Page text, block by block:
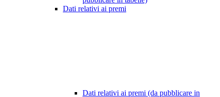
Dati relativi ai premi
Dati relativi ai premi (da pubblicare in